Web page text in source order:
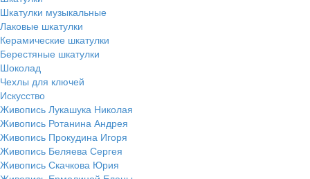
Шкатулки музыкальные
Лаковые шкатулки
Керамические шкатулки
Берестяные шкатулки
Шоколад
Чехлы для ключей
Искусство
Живопись Лукашука Николая
Живопись Ротанина Андрея
Живопись Прокудина Игоря
Живопись Беляева Сергея
Живопись Скачкова Юрия